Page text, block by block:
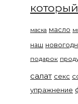
который
маска масло
наш
подарок
салат секс
упражнение